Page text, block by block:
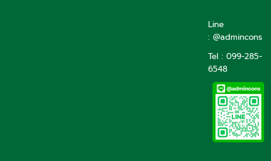
Line
: @admincons
Tel : 099-285-
6548